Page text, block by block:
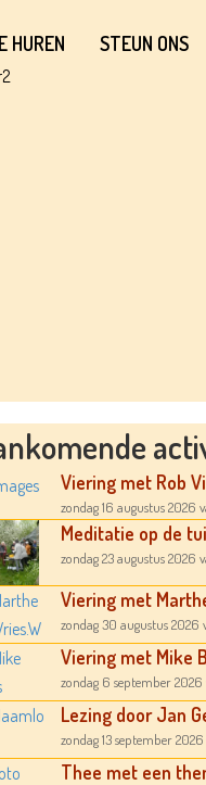
HUREN STEUN ONS
Viering met Rob
zondag 16 augustus 2026
Meditatie op de
zondag 23 augustus 2026
Viering met
zondag 30 augustus 2026
Viering met Mike
zondag 6 september 2026
Lezing door Jan
zondag 13 september 2026
Thee met een